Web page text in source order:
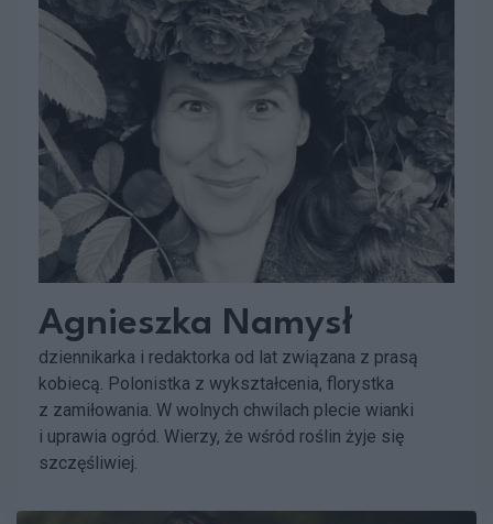
Agnieszka Namysł
dziennikarka i redaktorka od lat związana z prasą
kobiecą. Polonistka z wykształcenia, florystka
z zamiłowania. W wolnych chwilach plecie wianki
i uprawia ogród. Wierzy, że wśród roślin żyje się
szczęśliwiej.